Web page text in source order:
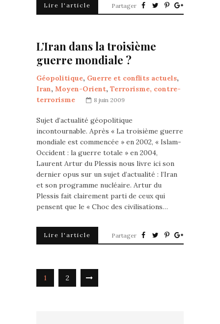
Lire l'article Partager
L’Iran dans la troisième
guerre mondiale ?
Géopolitique, Guerre et conflits actuels,
Iran, Moyen-Orient, Terrorisme, contre-
terrorisme
8 juin 2009
Sujet d’actualité géopolitique
incontournable. Après « La troisième guerre
mondiale est commencée » en 2002, « Islam-
Occident : la guerre totale » en 2004,
Laurent Artur du Plessis nous livre ici son
dernier opus sur un sujet d’actualité : l’Iran
et son programme nucléaire. Artur du
Plessis fait clairement parti de ceux qui
pensent que le « Choc des civilisations…
Lire l'article Partager
1 2